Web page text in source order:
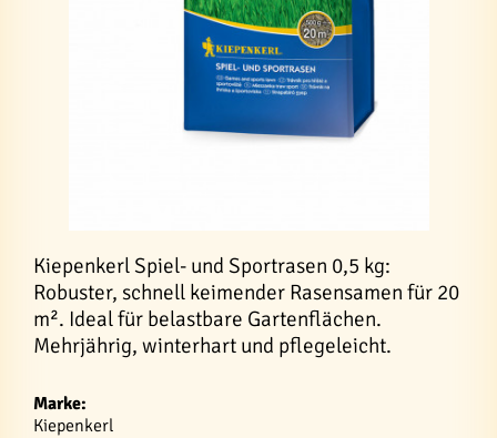
Kiepenkerl Spiel- und Sportrasen 0,5 kg:
Robuster, schnell keimender Rasensamen für 20
m². Ideal für belastbare Gartenflächen.
Mehrjährig, winterhart und pflegeleicht.
Marke:
Kiepenkerl